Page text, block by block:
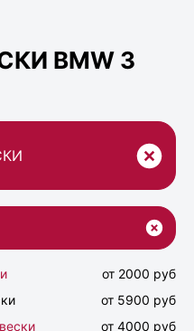
BMW 3
от 2000 руб
от 5900 руб
от 4000 руб